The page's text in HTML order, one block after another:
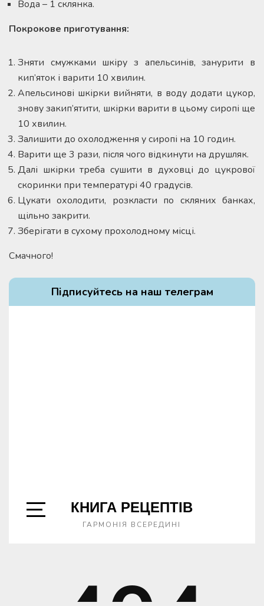
Вода – 1 склянка.
Покрокове приготування:
Зняти смужками шкіру з апельсинів, занурити в
кип’яток і варити 10 хвилин.
Апельсинові шкірки вийняти, в воду додати цукор,
знову закип’ятити, шкірки варити в цьому сиропі ще
10 хвилин.
Залишити до охолодження у сиропі на 10 годин.
Варити ще 3 рази, після чого відкинути на друшляк.
Далі шкірки треба сушити в духовці до цукрової
скоринки при температурі 40 градусів.
Цукати охолодити, розкласти по скляних банках,
щільно закрити.
Зберігати в сухому прохолодному місці.
Смачного!